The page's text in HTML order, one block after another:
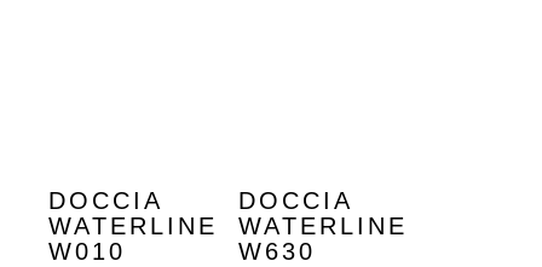
DOCCIA
WATERLINE
W010
DOCCIA
WATERLINE
W630